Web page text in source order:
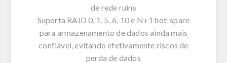
de rede ruins
Suporta RAID 0, 1, 5, 6, 10 e N+1 hot-spare
para armazenamento de dados ainda mais
confiável, evitando efetivamente riscos de
perda de dados